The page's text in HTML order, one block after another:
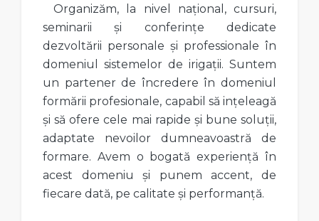
Organizăm, la nivel național, cursuri,
seminarii și conferințe dedicate
dezvoltării personale și professionale în
domeniul sistemelor de irigații. Suntem
un partener de încredere în domeniul
formării profesionale, capabil să ințeleagă
și să ofere cele mai rapide și bune soluții,
adaptate nevoilor dumneavoastră de
formare. Avem o bogată experiență în
acest domeniu și punem accent, de
fiecare dată, pe calitate și performanță.